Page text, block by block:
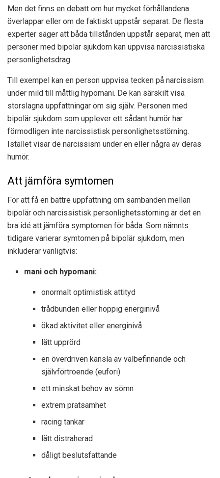
Men det finns en debatt om hur mycket förhållandena
överlappar eller om de faktiskt uppstår separat. De flesta
experter säger att båda tillstånden uppstår separat, men att
personer med bipolär sjukdom kan uppvisa narcissistiska
personlighetsdrag.
Till exempel kan en person uppvisa tecken på narcissism
under mild till måttlig hypomani. De kan särskilt visa
storslagna uppfattningar om sig själv. Personen med
bipolär sjukdom som upplever ett sådant humör har
förmodligen inte narcissistisk personlighetsstörning.
Istället visar de narcissism under en eller några av deras
humör.
Att jämföra symtomen
För att få en bättre uppfattning om sambanden mellan
bipolär och narcissistisk personlighetsstörning är det en
bra idé att jämföra symptomen för båda. Som nämnts
tidigare varierar symtomen på bipolär sjukdom, men
inkluderar vanligtvis:
mani och hypomani:
onormalt optimistisk attityd
trådbunden eller hoppig energinivå
ökad aktivitet eller energinivå
lätt upprörd
en överdriven känsla av välbefinnande och
självförtroende (eufori)
ett minskat behov av sömn
extrem pratsamhet
racing tankar
lätt distraherad
dåligt beslutsfattande